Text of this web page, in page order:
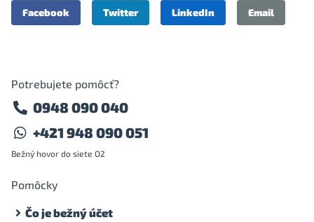
Facebook Twitter LinkedIn Email
Potrebujete pomôcť?
0948 090 040
+421 948 090 051
Bežný hovor do siete O2
Pomôcky
Čo je bežný účet